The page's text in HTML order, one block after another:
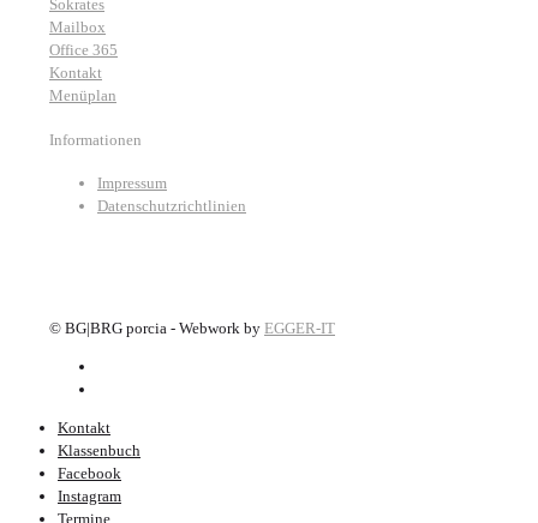
Sokrates
Mailbox
Office 365
Kontakt
Menüplan
Informationen
Impressum
Datenschutzrichtlinien
© BG|BRG porcia - Webwork by EGGER-IT
Kontakt
Klassenbuch
Facebook
Instagram
Termine